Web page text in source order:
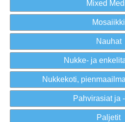
Mixed
Mosaiikki
Nauhat
Nukke- ja
Nukkekoti,
Pahvirasiat ja
Paljetit